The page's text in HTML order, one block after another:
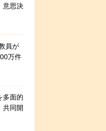
意思決
員が
万件
多面的
共同開